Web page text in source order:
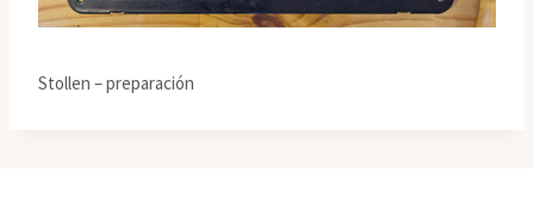
Stollen – preparación